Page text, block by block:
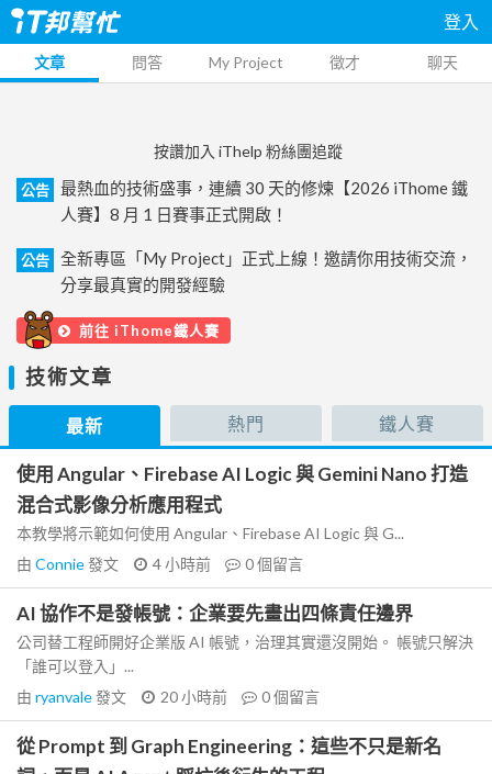
登入
文章 問答 My Project 徵才 聊天
按讚加入 iThelp 粉絲團追蹤
公告
最熱血的技術盛事，連續 30 天的修煉【2026 iThome 鐵
人賽】8 月 1 日賽事正式開啟！
公告
全新專區「My Project」正式上線！邀請你用技術交流，
分享最真實的開發經驗
前往 iThome鐵人賽
技術文章
最新 熱門 鐵人賽
使用 Angular、Firebase AI Logic 與 Gemini Nano 打造
混合式影像分析應用程式
本教學將示範如何使用 Angular、Firebase AI Logic 與 G...
由 Connie發文 4 小時前 0個留言
AI 協作不是發帳號：企業要先畫出四條責任邊界
公司替工程師開好企業版 AI 帳號，治理其實還沒開始。 帳號只解決
「誰可以登入」...
由 ryanvale發文 20 小時前 0個留言
從 Prompt 到 Graph Engineering：這些不只是新名